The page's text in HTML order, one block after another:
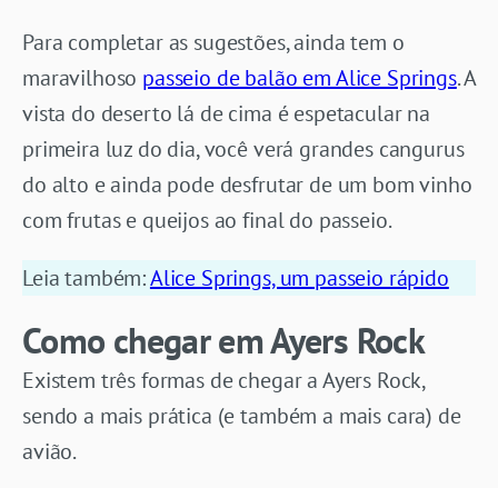
Para completar as sugestões, ainda tem o
maravilhoso passeio de balão em Alice Springs. A
vista do deserto lá de cima é espetacular na
primeira luz do dia, você verá grandes cangurus
do alto e ainda pode desfrutar de um bom vinho
com frutas e queijos ao final do passeio.
Leia também:Alice Springs, um passeio rápido
Como chegar em Ayers Rock
Existem três formas de chegar a Ayers Rock,
sendo a mais prática (e também a mais cara) de
avião.